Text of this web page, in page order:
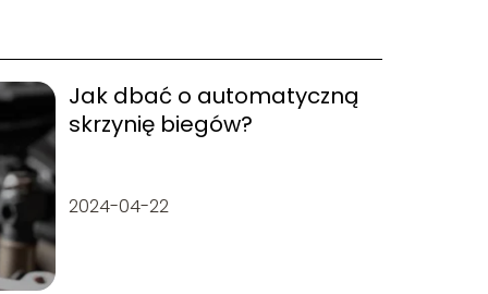
Jak dbać o automatyczną
skrzynię biegów?
2024-04-22